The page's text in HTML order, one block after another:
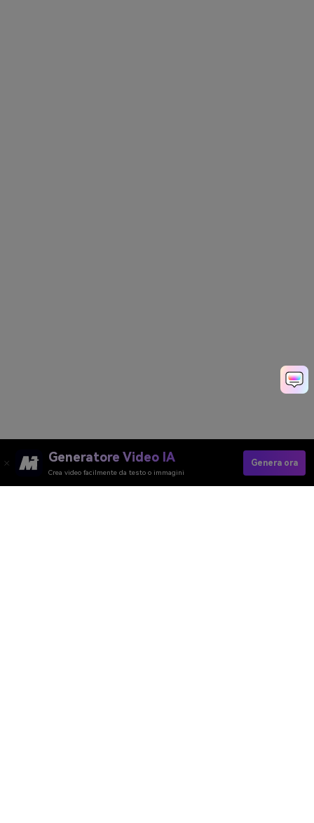
Generatore Video IA
Crea video facilmente da testo o immagini
Genera ora